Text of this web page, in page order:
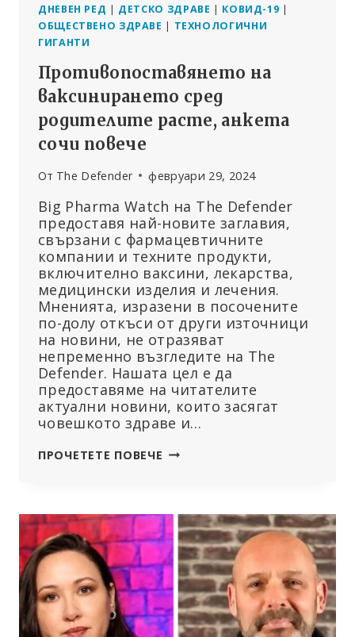
ДНЕВЕН РЕД | ДЕТСКО ЗДРАВЕ | КОВИД-19 |
ОБЩЕСТВЕНО ЗДРАВЕ | ТЕХНОЛОГИЧНИ
ГИГАНТИ
Противопоставянето на
ваксинирането сред
родителите расте, анкета
сочи повече
От The Defender февруари 29, 2024
Big Pharma Watch на The Defender
предоставя най-новите заглавия,
свързани с фармацевтичните
компании и техните продукти,
включително ваксини, лекарства,
медицински изделия и лечения.
Мненията, изразени в посочените
по-долу откъси от други източници
на новини, не отразяват
непременно възгледите на The
Defender. Нашата цел е да
предоставяме на читателите
актуални новини, които засягат
човешкото здраве и…
ПРОЧЕТЕТЕ ПОВЕЧЕ ПРОТИВОПОСТАВЯНЕТО
РОДИТЕЛИТЕ
РАСТЕ,
АНКЕТА
СОЧИ
ПОВЕЧЕ